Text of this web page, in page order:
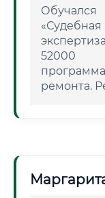
52000
ремонта.